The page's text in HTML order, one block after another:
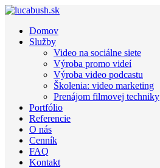
Domov
Služby
Video na sociálne siete
Výroba promo videí
Výroba video podcastu
Školenia: video marketing
Prenájom filmovej techniky
Portfólio
Referencie
O nás
Cenník
FAQ
Kontakt